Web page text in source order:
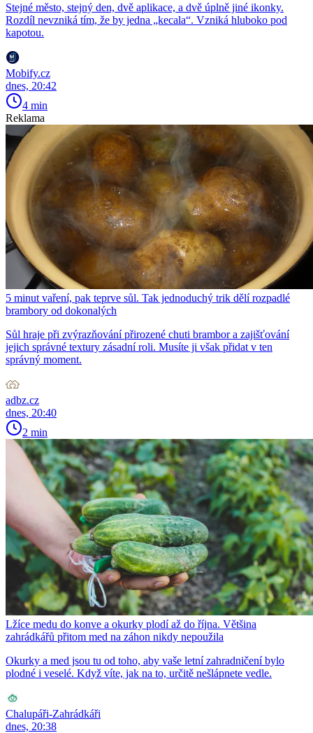
Stejné město, stejný den, dvě aplikace, a dvě úplně jiné ikonky.
Rozdíl nevzniká tím, že by jedna „kecala“. Vzniká hluboko pod
kapotou.
Mobify.cz
dnes, 20:42
4 min
Reklama
5 minut vaření, pak teprve sůl. Tak jednoduchý trik dělí rozpadlé
brambory od dokonalých
Sůl hraje při zvýrazňování přirozené chuti brambor a zajišťování
jejich správné textury zásadní roli. Musíte ji však přidat v ten
správný moment.
adbz.cz
dnes, 20:40
2 min
Lžíce medu do konve a okurky plodí až do října. Většina
zahrádkářů přitom med na záhon nikdy nepoužila
Okurky a med jsou tu od toho, aby vaše letní zahradničení bylo
plodné i veselé. Když víte, jak na to, určitě nešlápnete vedle.
Chalupáři-Zahrádkáři
dnes, 20:38